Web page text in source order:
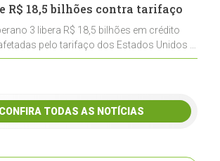
R$ 18,5 bilhões contra tarifaço
3 libera R$ 18,5 bilhões em crédito
pelo tarifaço dos Estados Unidos e
os setores estratégicos
CONFIRA TODAS AS NOTÍCIAS